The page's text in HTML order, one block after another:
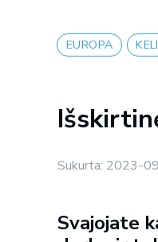
EUROPA
Sukurta: 2023-
Svajojate